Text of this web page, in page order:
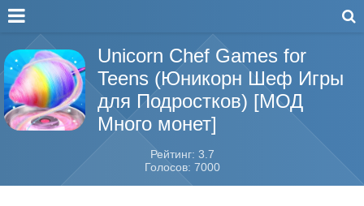
Unicorn Chef Games for
Teens (Юникорн Шеф Игры
для Подростков) [МОД
Много монет]
Рейтинг: 3.7
Голосов: 7000